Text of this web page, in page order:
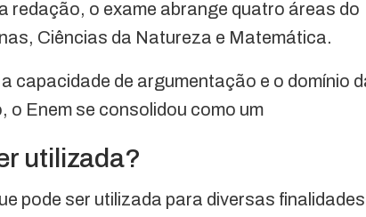
redação, o exame abrange quatro áreas do
Ciências da Natureza e Matemática.
capacidade de argumentação e o domínio
o Enem se consolidou como um
utilizada?
pode ser utilizada para diversas